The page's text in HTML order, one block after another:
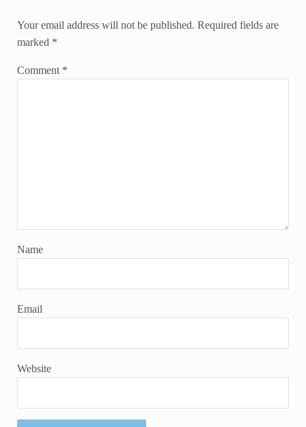
Your email address will not be published. Required fields are
marked *
Comment *
Name
Email
Website